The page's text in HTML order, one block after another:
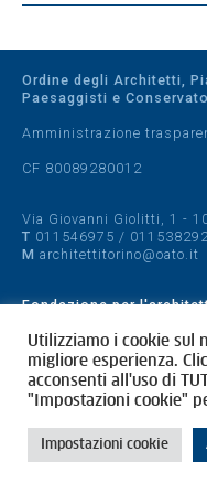
Ordine degli Architetti,
Paesaggisti e
Amministrazione
CF 80089280012
Via Giovanni Giolitti, 1 -
T 011546975 /
M architettitorino@oato.it
Fondazione per
Designed by
Cookie Policy
Privacy Policy
Utilizziamo i cookie sul
migliore esperienza.
acconsenti all'uso di
"Impostazioni cookie"
Impostazioni cookie